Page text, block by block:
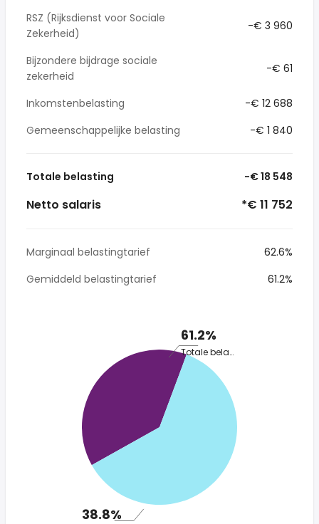
RSZ (Rijksdienst voor Sociale
Zekerheid)
-€ 3 960
Bijzondere bijdrage sociale
zekerheid
-€ 61
Inkomstenbelasting
-€ 12 688
Gemeenschappelijke belasting
-€ 1 840
Totale belasting -€ 18 548
Netto salaris *€ 11 752
Marginaal belastingtarief
62.6%
Gemiddeld belastingtarief
61.2%
61.2%
Totale belasting
38.8%